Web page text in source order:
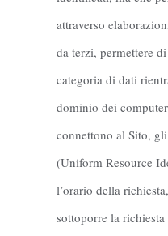
attraverso
da terzi, permettere
categoria di dati
dominio dei
connettono al Sito,
(Uniform Resource
l’orario della
sottoporre la